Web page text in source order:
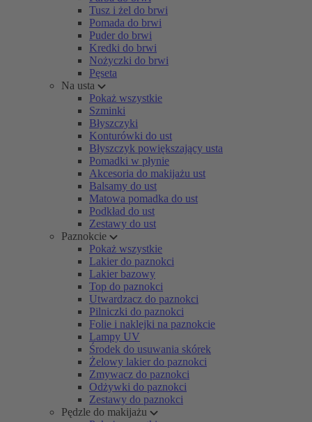
Tusz i żel do brwi
Pomada do brwi
Puder do brwi
Kredki do brwi
Nożyczki do brwi
Pęseta
Na usta
Pokaż wszystkie
Szminki
Błyszczyki
Konturówki do ust
Błyszczyk powiększający usta
Pomadki w płynie
Akcesoria do makijażu ust
Balsamy do ust
Matowa pomadka do ust
Podkład do ust
Zestawy do ust
Paznokcie
Pokaż wszystkie
Lakier do paznokci
Lakier bazowy
Top do paznokci
Utwardzacz do paznokci
Pilniczki do paznokci
Folie i naklejki na paznokcie
Lampy UV
Środek do usuwania skórek
Żelowy lakier do paznokci
Zmywacz do paznokci
Odżywki do paznokci
Zestawy do paznokci
Pędzle do makijażu